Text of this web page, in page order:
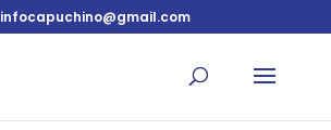
infocapuchino@gmail.com